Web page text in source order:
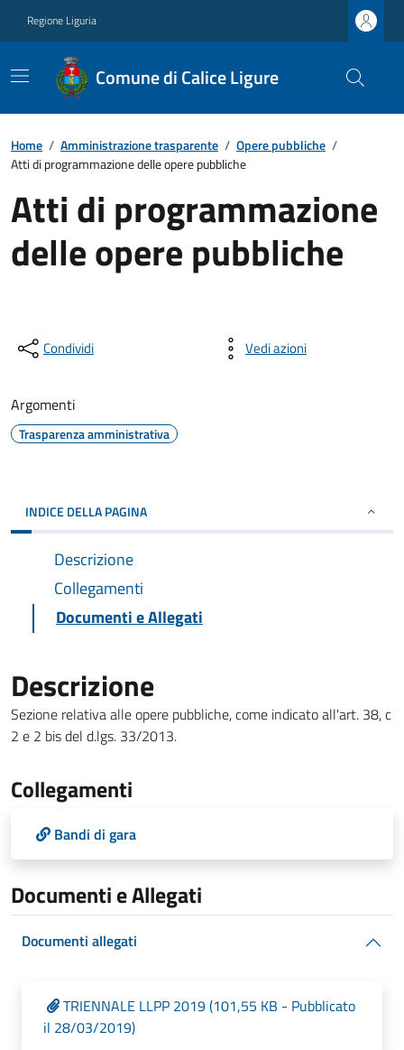
Regione Liguria
Comune di Calice Ligure
Home / Amministrazione trasparente / Opere pubbliche /
Atti di programmazione delle opere pubbliche
Atti di programmazione
delle opere pubbliche
Condividi Vedi azioni
Argomenti
Trasparenza amministrativa
INDICE DELLA PAGINA
Descrizione
Collegamenti
Documenti e Allegati
Descrizione
Sezione relativa alle opere pubbliche, come indicato all'art. 38, c
2 e 2 bis del d.lgs. 33/2013.
Collegamenti
Bandi di gara
Documenti e Allegati
Documenti allegati
TRIENNALE LLPP 2019 (101,55 KB - Pubblicato
il 28/03/2019)